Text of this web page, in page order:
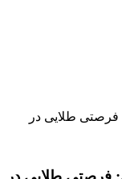
فرصتی طلایی در